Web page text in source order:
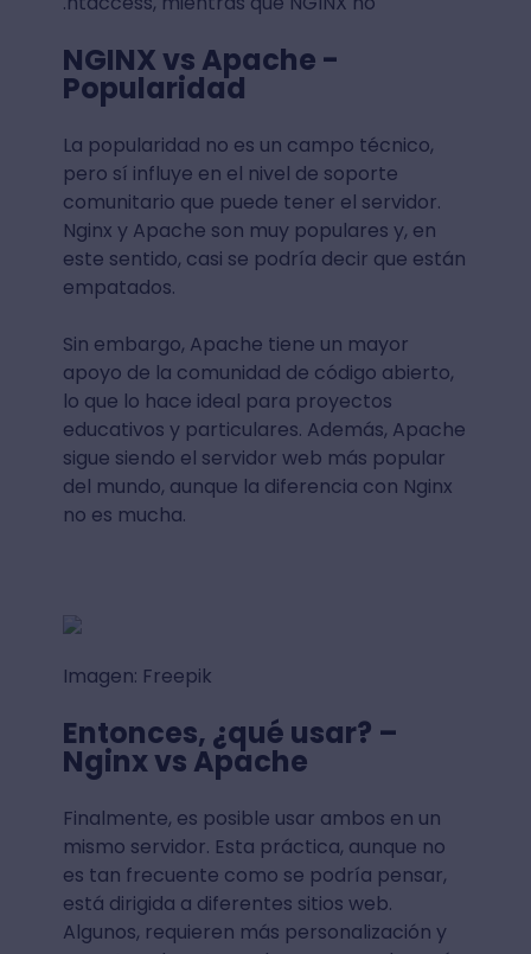
NGINX vs Apache -
Popularidad
La popularidad no es un campo técnico,
pero sí influye en el nivel de soporte
comunitario que puede tener el servidor.
Nginx y Apache son muy populares y, en
este sentido, casi se podría decir que están
empatados.
Sin embargo, Apache tiene un mayor
apoyo de la comunidad de código abierto,
lo que lo hace ideal para proyectos
educativos y particulares. Además, Apache
sigue siendo el servidor web más popular
del mundo, aunque la diferencia con Nginx
no es mucha.
Imagen: Freepik
Entonces, ¿qué usar? –
Nginx vs Apache
Finalmente, es posible usar ambos en un
mismo servidor. Esta práctica, aunque no
es tan frecuente como se podría pensar,
está dirigida a diferentes sitios web.
Algunos, requieren más personalización y